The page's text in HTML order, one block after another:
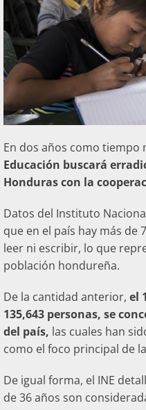
En dos años como tiempo
Educación buscará
Honduras con la
Datos del Instituto
que en el país hay más de
leer ni escribir, lo que
población hondureña.
De la cantidad anterior, el
135,643 personas, se
del país, las cuales han
como el foco principal de
De igual forma, el INE
de 36 años son